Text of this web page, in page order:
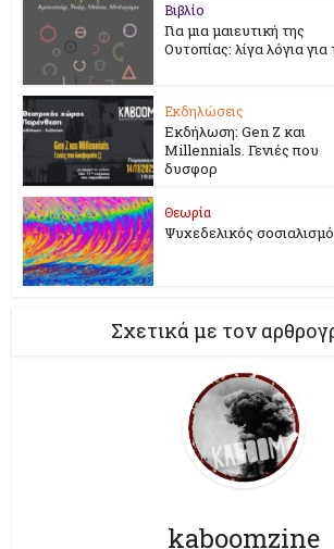
Βιβλίο
Για μια μαιευτική της
Ουτοπίας: λίγα λόγια για
Εκδηλώσεις
Εκδήλωση: Gen Z και
Millennials. Γενιές που
δυσφορ
Θεωρία
Ψυχεδελικός
Σχετικά με τον
kaboomzine